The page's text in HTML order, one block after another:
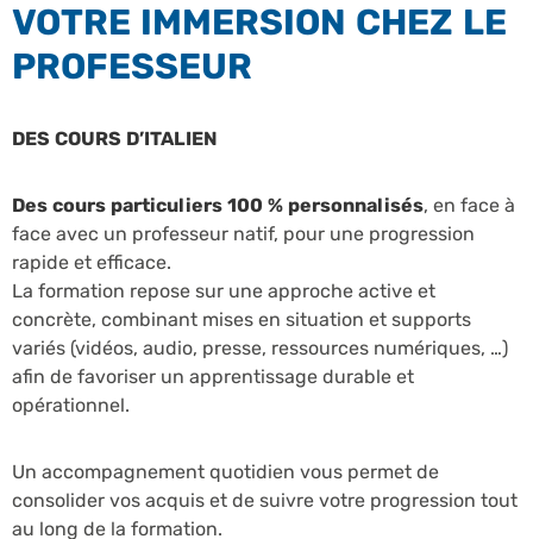
VOTRE IMMERSION CHEZ LE
PROFESSEUR
DES COURS D’ITALIEN
Des cours particuliers 100 % personnalisés, en face à
face avec un professeur natif, pour une progression
rapide et efficace.
La formation repose sur une approche active et
concrète, combinant mises en situation et supports
variés (vidéos, audio, presse, ressources numériques, …)
afin de favoriser un apprentissage durable et
opérationnel.
Un accompagnement quotidien vous permet de
consolider vos acquis et de suivre votre progression tout
au long de la formation.